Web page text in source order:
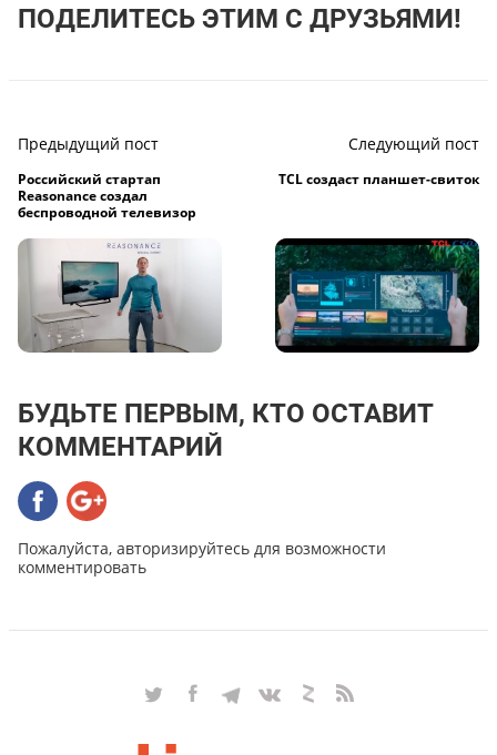
ПОДЕЛИТЕСЬ ЭТИМ С ДРУЗЬЯМИ!
Предыдущий пост
Российский стартап
Reasonance создал
беспроводной телевизор
Следующий пост
TCL создаст планшет-свиток
БУДЬТЕ ПЕРВЫМ, КТО ОСТАВИТ
КОММЕНТАРИЙ
Пожалуйста, авторизируйтесь для возможности
комментировать